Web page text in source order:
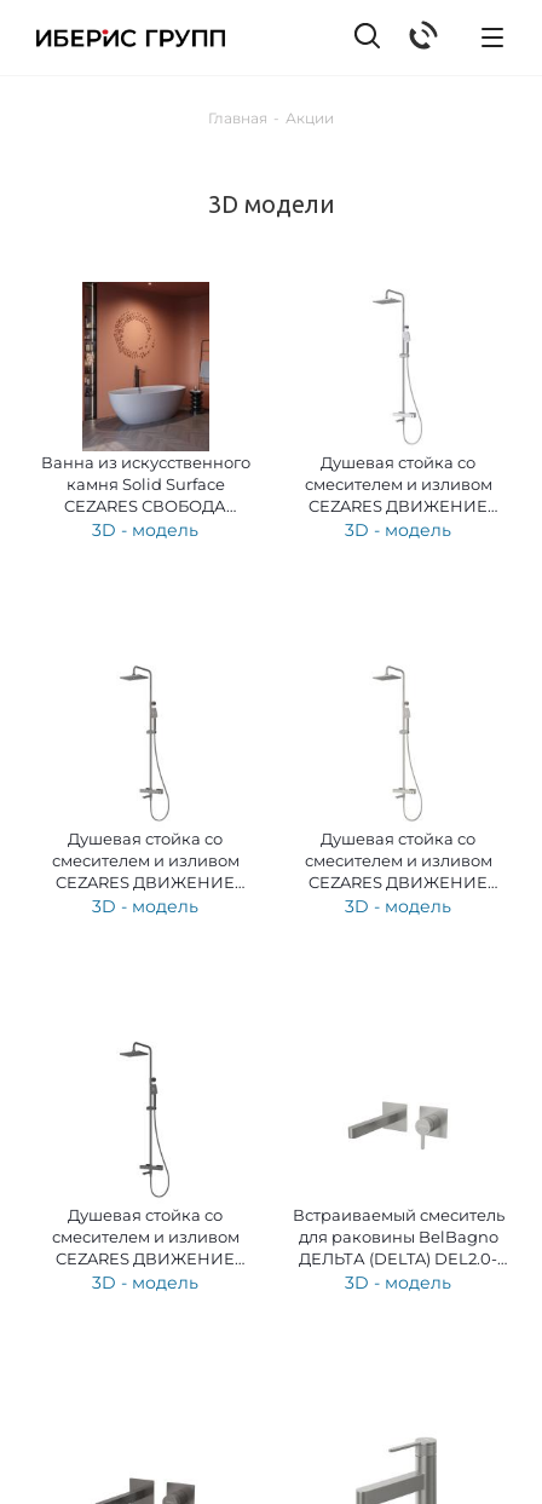
Главная - Акции
3D модели
Ванна из искусственного
камня Solid Surface
CEZARES СВОБОДА
(LIBERTA) CZR-LIBERTA-
3D - модель
Душевая стойка со
смесителем и изливом
CEZARES ДВИЖЕНИЕ
(SLIDER) SLIDER-CVD-01
3D - модель
Душевая стойка со
смесителем и изливом
CEZARES ДВИЖЕНИЕ
(SLIDER) SLIDER-CVD-GM
3D - модель
Душевая стойка со
смесителем и изливом
CEZARES ДВИЖЕНИЕ
(SLIDER) SLIDER-CVD-IN
3D - модель
Душевая стойка со
смесителем и изливом
CEZARES ДВИЖЕНИЕ
(SLIDER) SLIDER-CVD-NOP
3D - модель
Встраиваемый смеситель
для раковины BelBagno
ДЕЛЬТА (DELTA) DEL2.0-
BLVM-IN-W0
3D - модель